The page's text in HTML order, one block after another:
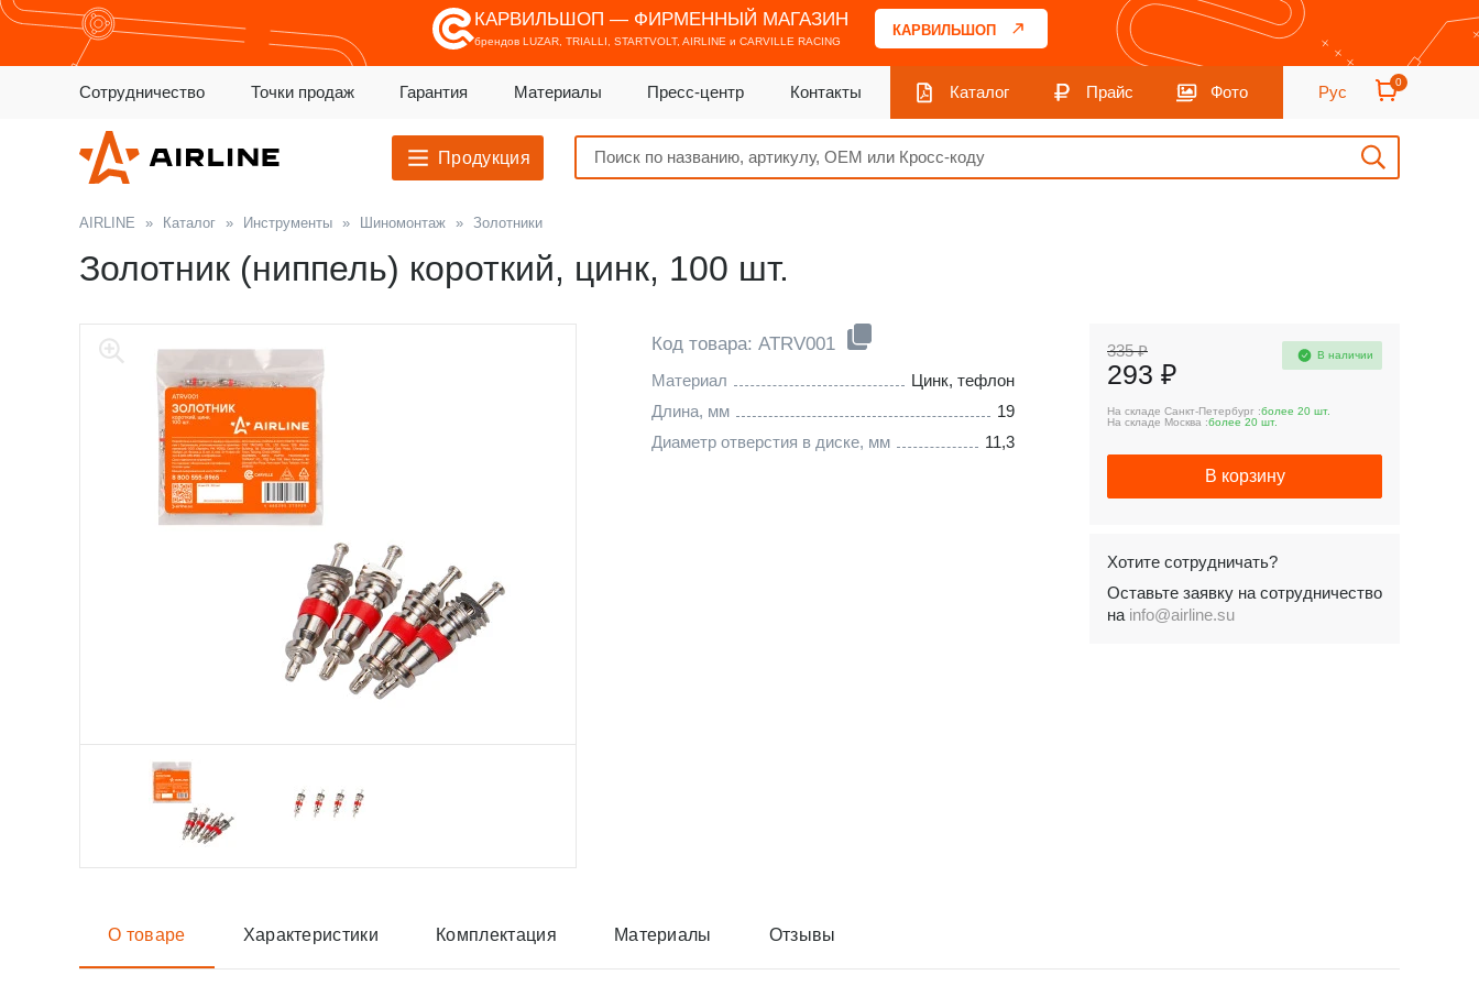
КАРВИЛЬШОП — ФИРМЕННЫЙ МАГАЗИН
брендов LUZAR, TRIALLI, STARTVOLT, AIRLINE и CARVILLE RACING
КАРВИЛЬШОП
Сотрудничество Точки продаж Гарантия Материалы Пресс-центр Контакты Каталог Прайс Фото Рус
0
Продукция
AIRLINE » Каталог » Инструменты » Шиномонтаж » Золотники
Золотник (ниппель) короткий, цинк, 100 шт.
Код товара: ATRV001
Материал
Цинк, тефлон
Длина, мм
19
Диаметр отверстия в диске, мм
11,3
335 ₽
293 ₽
В наличии
На складе Санкт-Петербург :более 20 шт.
На складе Москва :более 20 шт.
В корзину
Хотите сотрудничать?
Оставьте заявку на сотрудничество
на info@airline.su
О товаре Характеристики Комплектация Материалы Отзывы